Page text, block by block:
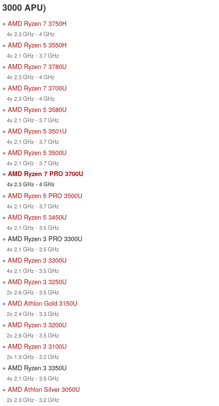
3000 APU)
» AMD Ryzen 7 3750H
4x 2.3 GHz - 4 GHz
» AMD Ryzen 5 3550H
4x 2.1 GHz - 3.7 GHz
» AMD Ryzen 7 3780U
4x 2.3 GHz - 4 GHz
» AMD Ryzen 7 3700U
4x 2.3 GHz - 4 GHz
» AMD Ryzen 5 3580U
4x 2.1 GHz - 3.7 GHz
» AMD Ryzen 5 3501U
4x 2.1 GHz - 3.7 GHz
» AMD Ryzen 5 3500U
4x 2.1 GHz - 3.7 GHz
» AMD Ryzen 7 PRO 3700U
4x 2.3 GHz - 4 GHz
» AMD Ryzen 5 PRO 3500U
4x 2.1 GHz - 3.7 GHz
» AMD Ryzen 5 3450U
4x 2.1 GHz - 3.5 GHz
» AMD Ryzen 3 PRO 3300U
4x 2.1 GHz - 3.5 GHz
» AMD Ryzen 3 3300U
4x 2.1 GHz - 3.5 GHz
» AMD Ryzen 3 3250U
2x 2.6 GHz - 3.5 GHz
» AMD Athlon Gold 3150U
2x 2.4 GHz - 3.3 GHz
» AMD Ryzen 3 3200U
2x 2.6 GHz - 3.5 GHz
» AMD Ryzen 3 3100U
2x 1.9 GHz - 3.2 GHz
» AMD Ryzen 3 3350U
4x 2.1 GHz - 3.5 GHz
» AMD Athlon Silver 3050U
2x 2.3 GHz - 3.2 GHz